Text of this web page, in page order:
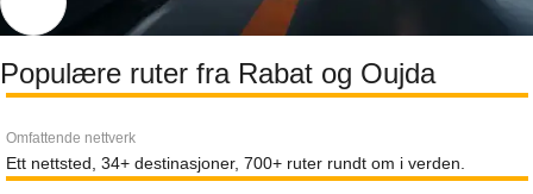
Populære ruter fra Rabat og Oujda
Omfattende nettverk
Ett nettsted, 34+ destinasjoner, 700+ ruter rundt om i verden.